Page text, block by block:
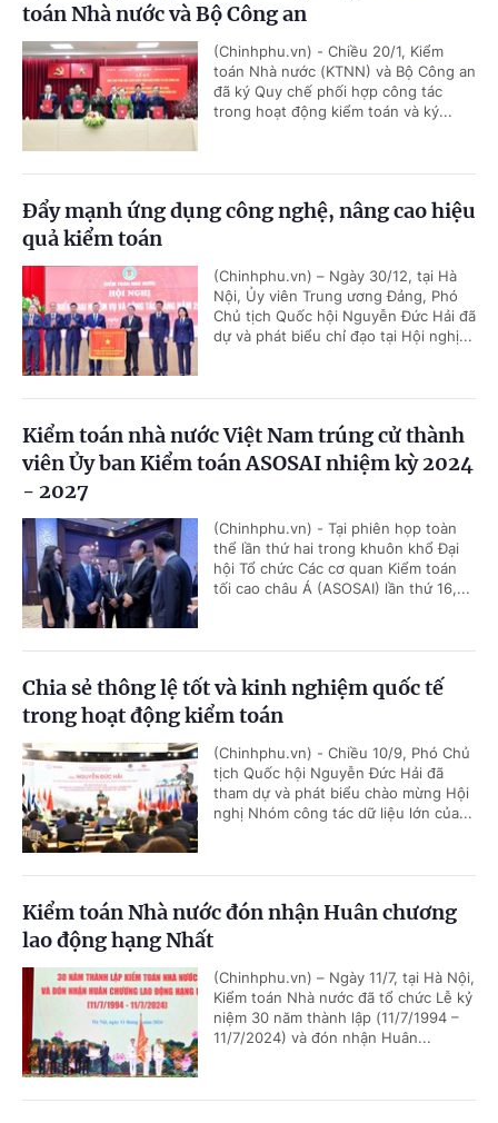
toán Nhà nước và Bộ Công an
(Chinhphu.vn) - Chiều 20/1, Kiểm
toán Nhà nước (KTNN) và Bộ Công an
đã ký Quy chế phối hợp công tác
trong hoạt động kiểm toán và ký...
Đẩy mạnh ứng dụng công nghệ, nâng cao hiệu
quả kiểm toán
(Chinhphu.vn) – Ngày 30/12, tại Hà
Nội, Ủy viên Trung ương Đảng, Phó
Chủ tịch Quốc hội Nguyễn Đức Hải đã
dự và phát biểu chỉ đạo tại Hội nghị...
Kiểm toán nhà nước Việt Nam trúng cử thành
viên Ủy ban Kiểm toán ASOSAI nhiệm kỳ 2024
- 2027
(Chinhphu.vn) - Tại phiên họp toàn
thể lần thứ hai trong khuôn khổ Đại
hội Tổ chức Các cơ quan Kiểm toán
tối cao châu Á (ASOSAI) lần thứ 16,...
Chia sẻ thông lệ tốt và kinh nghiệm quốc tế
trong hoạt động kiểm toán
(Chinhphu.vn) - Chiều 10/9, Phó Chủ
tịch Quốc hội Nguyễn Đức Hải đã
tham dự và phát biểu chào mừng Hội
nghị Nhóm công tác dữ liệu lớn của...
Kiểm toán Nhà nước đón nhận Huân chương
lao động hạng Nhất
(Chinhphu.vn) – Ngày 11/7, tại Hà Nội,
Kiểm toán Nhà nước đã tổ chức Lễ kỷ
niệm 30 năm thành lập (11/7/1994 –
11/7/2024) và đón nhận Huân...